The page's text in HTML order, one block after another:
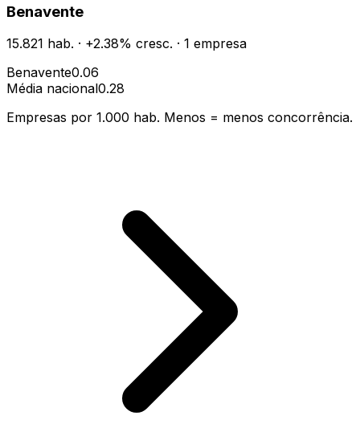
Benavente
15.821 hab. · +2.38% cresc. · 1 empresa
Benavente0.06
Média nacional0.28
Empresas por 1.000 hab. Menos = menos concorrência.